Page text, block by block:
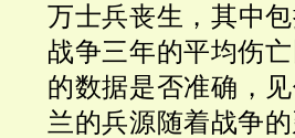
万士兵丧生，其中
战争三年的平均伤
的数据是否准确，
兰的兵源随着战争